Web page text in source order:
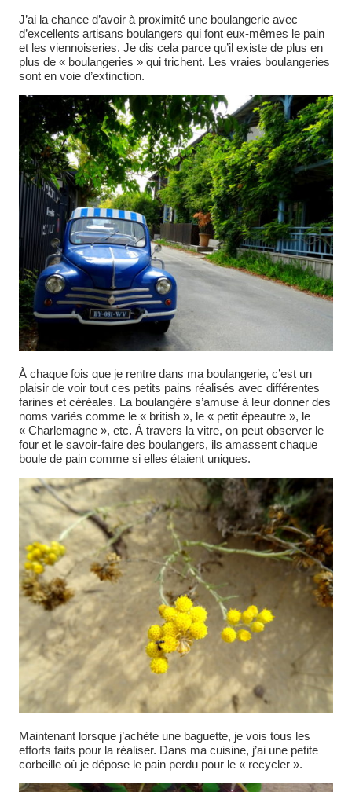
J’ai la chance d’avoir à proximité une boulangerie avec
d’excellents artisans boulangers qui font eux-mêmes le pain
et les viennoiseries. Je dis cela parce qu’il existe de plus en
plus de « boulangeries » qui trichent. Les vraies boulangeries
sont en voie d’extinction.
À chaque fois que je rentre dans ma boulangerie, c’est un
plaisir de voir tout ces petits pains réalisés avec différentes
farines et céréales. La boulangère s’amuse à leur donner des
noms variés comme le « british », le « petit épeautre », le
« Charlemagne », etc. À travers la vitre, on peut observer le
four et le savoir-faire des boulangers, ils amassent chaque
boule de pain comme si elles étaient uniques.
Maintenant lorsque j’achète une baguette, je vois tous les
efforts faits pour la réaliser. Dans ma cuisine, j’ai une petite
corbeille où je dépose le pain perdu pour le « recycler ».